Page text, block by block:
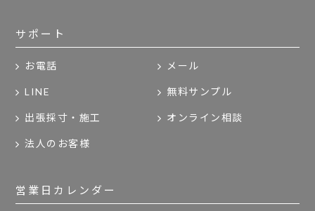
サポート
お電話 メール
LINE 無料サンプル
出張採寸・施工 オンライン相談
法人のお客様
営業日カレンダー